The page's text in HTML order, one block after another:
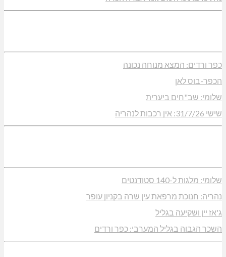
כפר ורדים: המצא מנוחה נכונה
הכפר-בוס לאן
שלומי: שב"חים ביערית
שישי 31/7/26: אין רכבות לנהריה
שלומי: מלגות ל-140 סטודנטים
נהריה: חנוכת מרפאת עין שרה בקניון עופר
ג'אז יין ושקיעה בגליל
השכר הגבוה בגליל המערבי: כפר ורדים